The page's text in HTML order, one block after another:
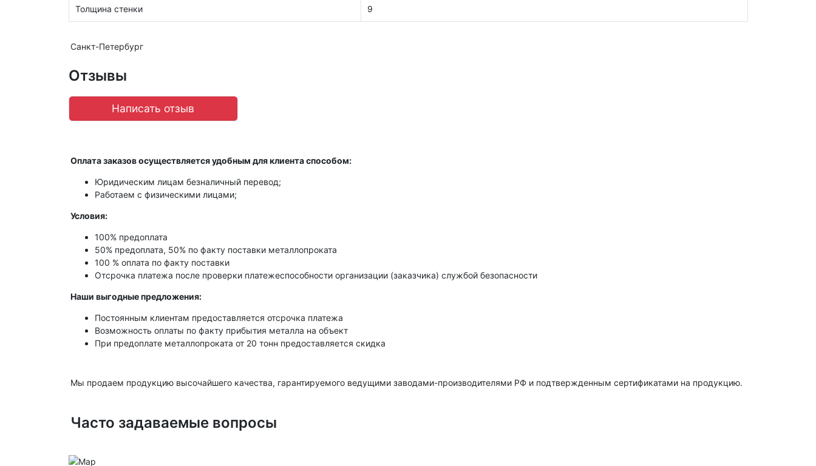
Толщина стенки 9
Санкт-Петербург
Отзывы
Написать отзыв
Оплата заказов осуществляется удобным для клиента способом:
Юридическим лицам безналичный перевод;
Работаем с физическими лицами;
Условия:
100% предоплата
50% предоплата, 50% по факту поставки металлопроката
100 % оплата по факту поставки
Отсрочка платежа после проверки платежеспособности организации (заказчика) службой безопасности
Наши выгодные предложения:
Постоянным клиентам предоставляется отсрочка платежа
Возможность оплаты по факту прибытия металла на объект
При предоплате металлопроката от 20 тонн предоставляется скидка
Мы продаем продукцию высочайшего качества, гарантируемого ведущими заводами-производителями РФ и подтвержденным сертификатами на продукцию.
Часто задаваемые вопросы